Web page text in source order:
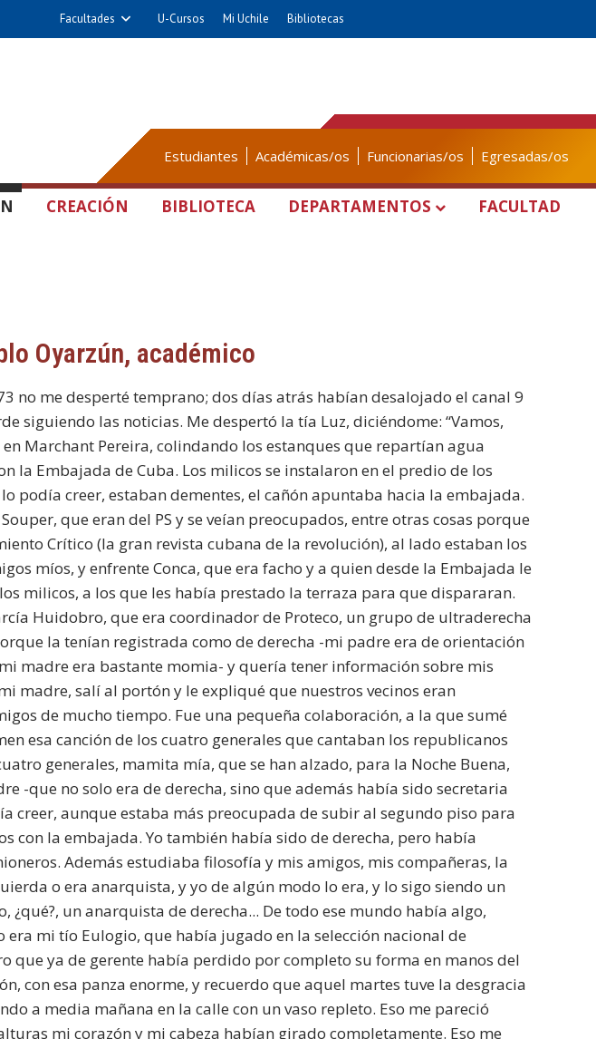
Facultades U-Cursos Mi Uchile Bibliotecas
Estudiantes Académicas/os Funcionarias/os Egresadas/os
CREACIÓN BIBLIOTECA DEPARTAMENTOS FACULTAD
Oyarzún, académico
no me desperté temprano; dos días atrás habían desalojado el canal 9
siguiendo las noticias. Me despertó la tía Luz, diciéndome: “Vamos,
Marchant Pereira, colindando los estanques que repartían agua
la Embajada de Cuba. Los milicos se instalaron en el predio de los
lo podía creer, estaban dementes, el cañón apuntaba hacia la embajada.
que eran del PS y se veían preocupados, entre otras cosas porque
Crítico (la gran revista cubana de la revolución), al lado estaban los
míos, y enfrente Conca, que era facho y a quien desde la Embajada le
milicos, a los que les había prestado la terraza para que dispararan.
Huidobro, que era coordinador de Proteco, un grupo de ultraderecha
la tenían registrada como de derecha -mi padre era de orientación
madre era bastante momia- y quería tener información sobre mis
madre, salí al portón y le expliqué que nuestros vecinos eran
de mucho tiempo. Fue una pequeña colaboración, a la que sumé
esa canción de los cuatro generales que cantaban los republicanos
generales, mamita mía, que se han alzado, para la Noche Buena,
-que no solo era de derecha, sino que además había sido secretaria
creer, aunque estaba más preocupada de subir al segundo piso para
con la embajada. Yo también había sido de derecha, pero había
Además estudiaba filosofía y mis amigos, mis compañeras, la
o era anarquista, y yo de algún modo lo era, y lo sigo siendo un
¿qué?, un anarquista de derecha... De todo ese mundo había algo,
mi tío Eulogio, que había jugado en la selección nacional de
que ya de gerente había perdido por completo su forma en manos del
con esa panza enorme, y recuerdo que aquel martes tuve la desgracia
a media mañana en la calle con un vaso repleto. Eso me pareció
mi corazón y mi cabeza habían girado completamente. Eso me